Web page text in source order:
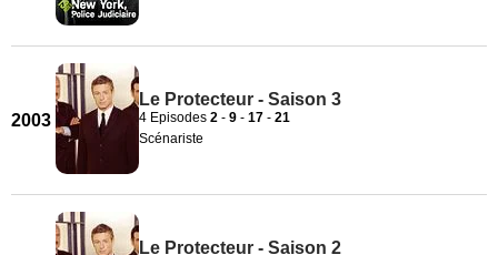
2003
Le Protecteur - Saison 3
4 Episodes 2 - 9 - 17 - 21
Scénariste
Le Protecteur - Saison 2